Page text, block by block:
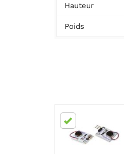
Hauteur
Poids